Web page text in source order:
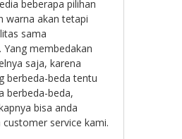
beberapa pilihan
warna akan tetapi
sama
Yang membedakan
saja, karena
berbeda-beda tentu
berbeda-beda,
bisa anda
service kami.